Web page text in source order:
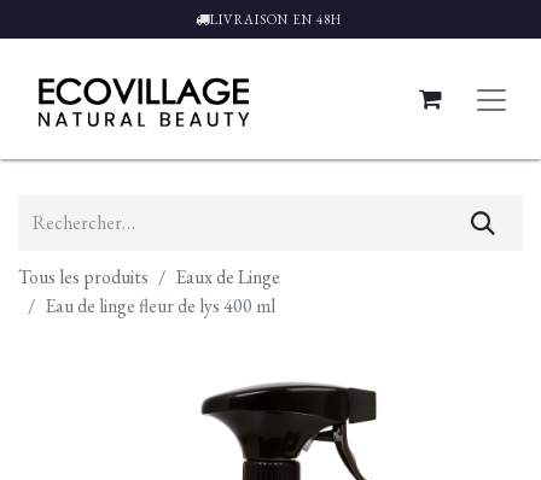
LIVRAISON EN 48H
Tous les produits
Eaux de Linge
Eau de linge fleur de lys 400 ml